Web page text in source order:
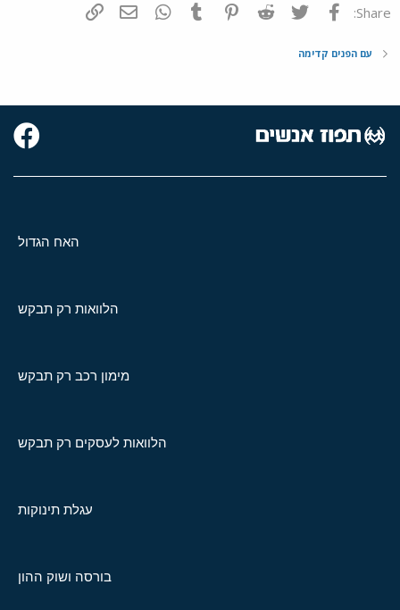
Share: פייסבוק Twitter
Reddit
Pinterest
Tumblr
WhatsAppדואר אלקטרוני
עם הפנים קדימה
האח הגדול
הלוואות רק תבקש
מימון רכב רק תבקש
הלוואות לעסקים רק תבקש
עגלת תינוקות
בורסה ושוק ההון